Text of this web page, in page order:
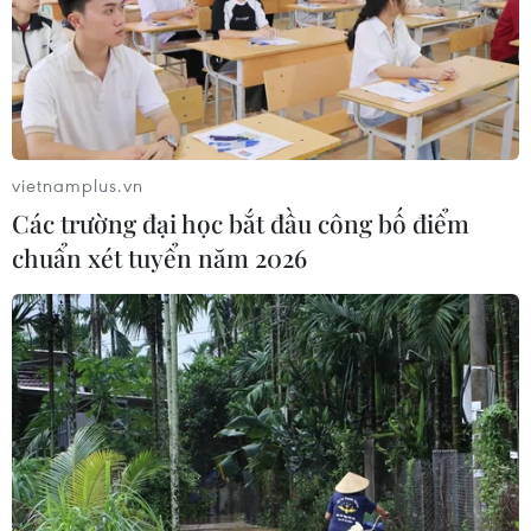
Xung đột ở Ukraine đã khiến lạm phát của khu vực
đồng euro tăng vọt lên mức kỷ lục 7,5% so với cùng kỳ
năm ngoái vào tháng Ba và niềm tin của người tiêu
dùng giảm mạnh.
vietnamplus.vn
Các trường đại học bắt đầu công bố điểm
chuẩn xét tuyển năm 2026